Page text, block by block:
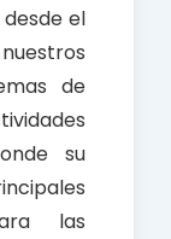
el
de
su
las